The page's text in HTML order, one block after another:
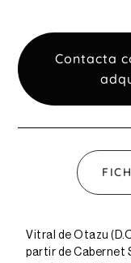
Contacta
Vitral de Otazu
partir de Cabernet